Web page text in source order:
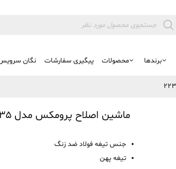
Products
search
برندها محصولات پیگیری سفارشات نگان
ماشین اصلاح پرومکس مدل 2235
جنس تیغه فولاد ضد زنگ
تیغه پهن